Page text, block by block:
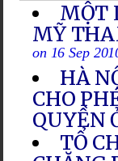
MỘT
MỸ
on 16 Sep
HÀ
CHO
QUYỀN
TỔ